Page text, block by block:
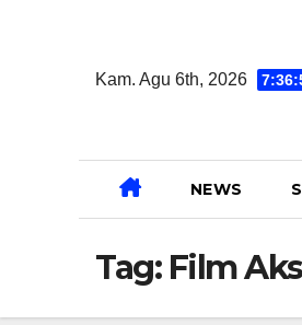
Kam. Agu 6th, 2026
NEWS
Tag: Film